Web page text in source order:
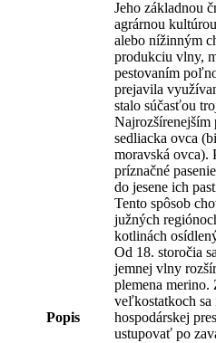
Popis
Jeho základnou
agrárnou
alebo nížinným
produkciu vlny,
pestovaním
prejavila
stalo súčasťou
Najrozšírenejším
sedliacka ovca
moravská ovca).
príznačné
do jesene ich
Tento spôsob
južných
kotlinách
Od 18. storočia
jemnej vlny
plemena
veľkostatkoch sa
hospodárskej
ustupovať po